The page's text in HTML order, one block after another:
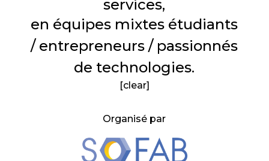
services,
en équipes mixtes étudiants
/ entrepreneurs / passionnés
de technologies.
[clear]
Organisé par